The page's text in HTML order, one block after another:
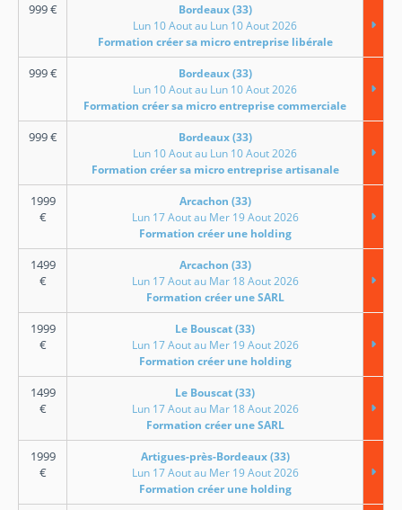
999€
Bordeaux (33)
Lun 10 Aout au Lun 10 Aout 2026
Formation créer sa micro entreprise libérale
999€
Bordeaux (33)
Lun 10 Aout au Lun 10 Aout 2026
Formation créer sa micro entreprise commerciale
999€
Bordeaux (33)
Lun 10 Aout au Lun 10 Aout 2026
Formation créer sa micro entreprise artisanale
1999
€
Arcachon (33)
Lun 17 Aout au Mer 19 Aout 2026
Formation créer une holding
1499
€
Arcachon (33)
Lun 17 Aout au Mar 18 Aout 2026
Formation créer une SARL
1999
€
Le Bouscat (33)
Lun 17 Aout au Mer 19 Aout 2026
Formation créer une holding
1499
€
Le Bouscat (33)
Lun 17 Aout au Mar 18 Aout 2026
Formation créer une SARL
1999
€
Artigues-près-Bordeaux (33)
Lun 17 Aout au Mer 19 Aout 2026
Formation créer une holding